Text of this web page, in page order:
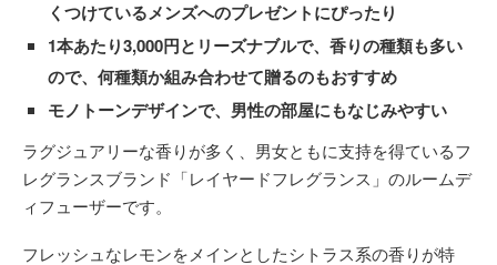
くつけているメンズへのプレゼントにぴったり
1本あたり3,000円とリーズナブルで、香りの種類も多い
ので、何種類か組み合わせて贈るのもおすすめ
モノトーンデザインで、男性の部屋にもなじみやすい
ラグジュアリーな香りが多く、男女ともに支持を得ているフ
レグランスブランド「レイヤードフレグランス」のルームデ
ィフューザーです。
フレッシュなレモンをメインとしたシトラス系の香りが特